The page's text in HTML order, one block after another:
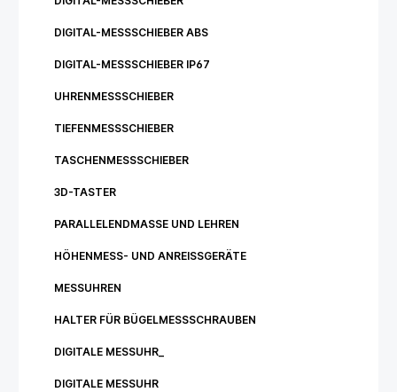
DIGITAL-MESSSCHIEBER ABS
DIGITAL-MESSSCHIEBER IP67
UHRENMESSSCHIEBER
TIEFENMESSSCHIEBER
TASCHENMESSSCHIEBER
3D-TASTER
PARALLELENDMASSE UND LEHREN
HÖHENMESS- UND ANREISSGERÄTE
MESSUHREN
HALTER FÜR BÜGELMESSSCHRAUBEN
DIGITALE MESSUHR_
DIGITALE MESSUHR